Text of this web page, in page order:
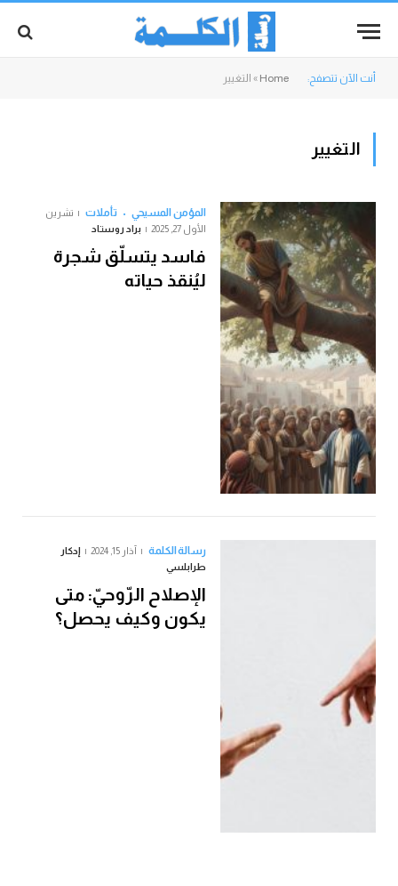
أنت الآن تتصفح: Home
» التغيير
التغيير
المؤمن المسيحي تأملات
تشرين
الأول 27, 2025
براد روستاد
فاسد يتسلّق شجرة
ليُنقذ حياته
رسالة الكلمة آذار 15, 2024
إدكار
طرابلسي
الإصلاح الرّوحيّ: متى
يكون وكيف يحصل؟